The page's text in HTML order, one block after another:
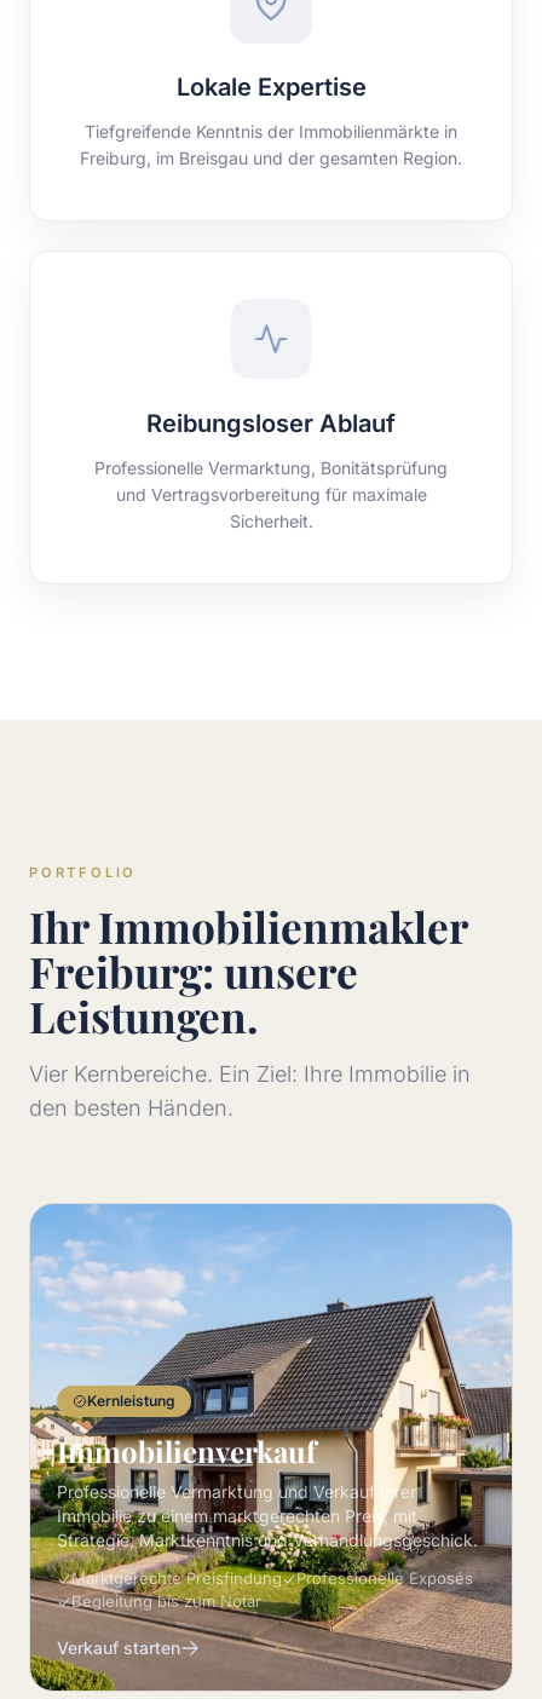
Lokale Expertise
Tiefgreifende Kenntnis der Immobilienmärkte in
Freiburg, im Breisgau und der gesamten Region.
Reibungsloser Ablauf
Professionelle Vermarktung, Bonitätsprüfung
und Vertragsvorbereitung für maximale
Sicherheit.
PORTFOLIO
Ihr Immobilienmakler
Freiburg: unsere
Leistungen.
Vier Kernbereiche. Ein Ziel: Ihre Immobilie in
den besten Händen.
Kernleistung
Immobilienverkauf
Professionelle Vermarktung und Verkauf Ihrer
Immobilie zu einem marktgerechten Preis, mit
Strategie, Marktkenntnis und Verhandlungsgeschick.
Marktgerechte Preisfindung
Professionelle Exposés
Begleitung bis zum Notar
Verkauf starten